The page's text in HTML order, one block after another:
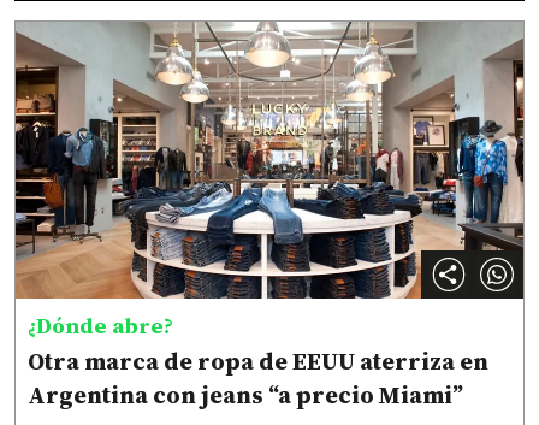
¿Dónde abre?
Otra marca de ropa de EEUU aterriza en
Argentina con jeans “a precio Miami”